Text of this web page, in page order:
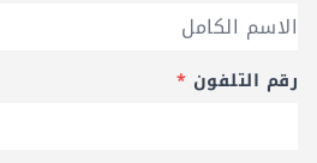
رقم التلفون *